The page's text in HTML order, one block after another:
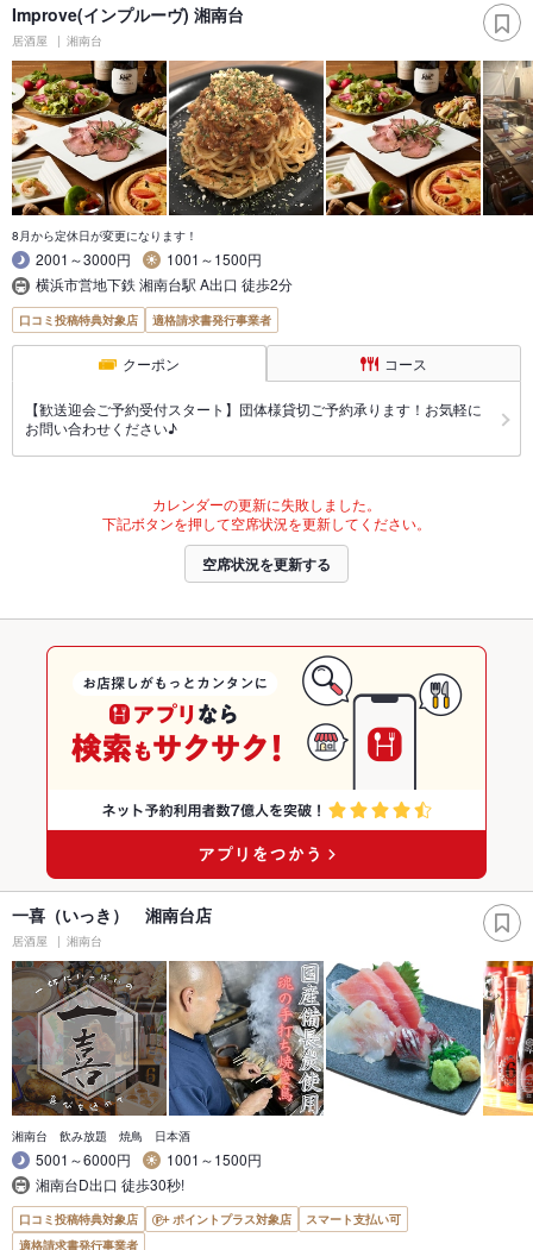
Improve(インプルーヴ) 湘南台
居酒屋 湘南台
8月から定休日が変更になります！
2001～3000円
1001～1500円
横浜市営地下鉄 湘南台駅 A出口 徒歩2分
口コミ投稿特典対象店 適格請求書発行事業者
クーポン コース
【歓送迎会ご予約受付スタート】団体様貸切ご予約承ります！お気軽に
お問い合わせください♪
カレンダーの更新に失敗しました。
下記ボタンを押して空席状況を更新してください。
空席状況を更新する
一喜（いっき） 湘南台店
居酒屋 湘南台
湘南台 飲み放題 焼鳥 日本酒
5001～6000円
1001～1500円
湘南台D出口 徒歩30秒!
口コミ投稿特典対象店 ポイントプラス対象店
スマート支払い可
適格請求書発行事業者